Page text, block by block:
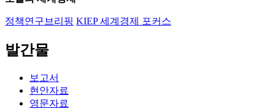
정책연구브리핑 KIEP 세계경제 포커스
발간물
보고서
현안자료
영문자료